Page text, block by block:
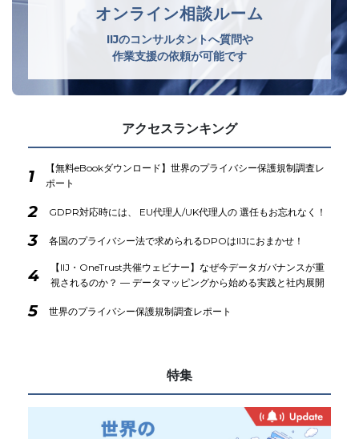
オンライン相談ルーム
IIJのコンサルタントへ質問や
作業支援の依頼が可能です
アクセスランキング
1
【無料eBookダウンロード】世界のプライバシー保護規制調査レ
ポート
2 GDPR対応時には、 EU代理人/UK代理人の 選任もお忘れなく！
3 各国のプライバシー法で求められるDPOはIIJにおまかせ！
4
【IIJ・OneTrust共催ウェビナー】なぜ今データガバナンスが重
視されるのか？ ― データマッピングから始める実践と社内展開
5 世界のプライバシー保護規制調査レポート
特集